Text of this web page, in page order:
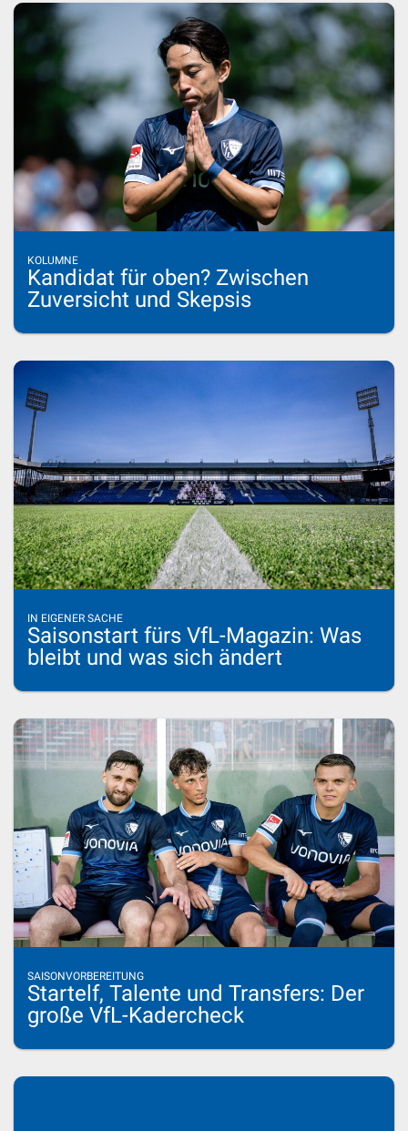
KOLUMNE
Kandidat für oben? Zwischen
Zuversicht und Skepsis
IN EIGENER SACHE
Saisonstart fürs VfL-Magazin: Was
bleibt und was sich ändert
SAISONVORBEREITUNG
Startelf, Talente und Transfers: Der
große VfL-Kadercheck